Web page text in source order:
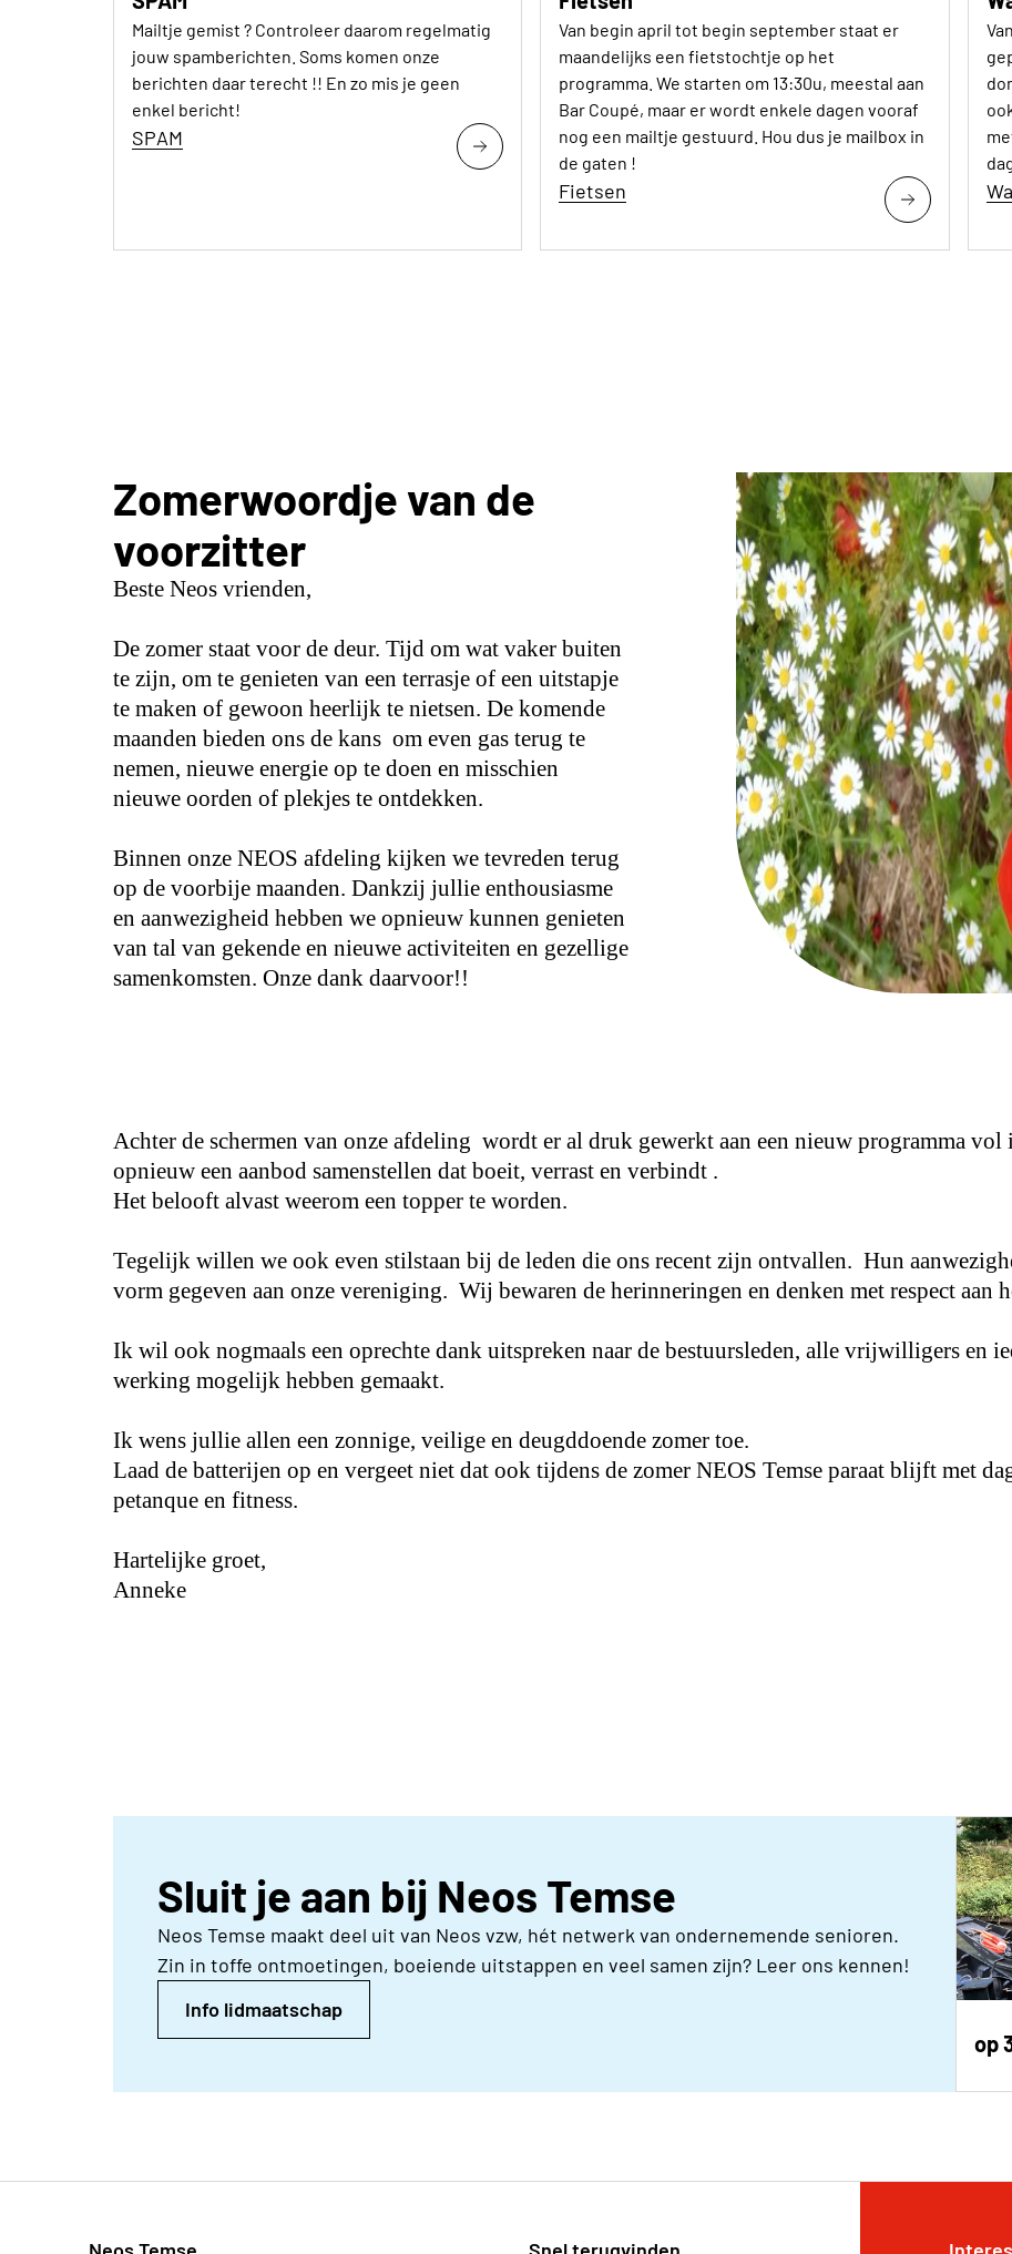
Mailtje gemist ? Controleer daarom regelmatig
jouw spamberichten. Soms komen onze
berichten daar terecht !! En zo mis je geen
enkel bericht!
SPAM
Van begin april tot begin september staat er
maandelijks een fietstochtje op het
programma. We starten om 13:30u, meestal aan
Bar Coupé, maar er wordt enkele dagen vooraf
nog een mailtje gestuurd. Hou dus je mailbox in
de gaten !
Fietsen
Zomerwoordje van de
voorzitter
Beste Neos vrienden,
De zomer staat voor de deur. Tijd om wat vaker buiten
te zijn, om te genieten van een terrasje of een uitstapje
te maken of gewoon heerlijk te nietsen. De komende
maanden bieden ons de kans om even gas terug te
nemen, nieuwe energie op te doen en misschien
nieuwe oorden of plekjes te ontdekken.
Binnen onze NEOS afdeling kijken we tevreden terug
op de voorbije maanden. Dankzij jullie enthousiasme
en aanwezigheid hebben we opnieuw kunnen genieten
van tal van gekende en nieuwe activiteiten en gezellige
samenkomsten. Onze dank daarvoor!!
Achter de schermen van onze afdeling wordt er al druk gewerkt aan een nieuw programma
opnieuw een aanbod samenstellen dat boeit, verrast en verbindt .
Het belooft alvast weerom een topper te worden.
Tegelijk willen we ook even stilstaan bij de leden die ons recent zijn ontvallen. Hun
vorm gegeven aan onze vereniging. Wij bewaren de herinneringen en denken met respect aan
Ik wil ook nogmaals een oprechte dank uitspreken naar de bestuursleden, alle vrijwilligers en
werking mogelijk hebben gemaakt.
Ik wens jullie allen een zonnige, veilige en deugddoende zomer toe.
Laad de batterijen op en vergeet niet dat ook tijdens de zomer NEOS Temse paraat blijft met
petanque en fitness.
Hartelijke groet,
Anneke
Sluit je aan bij Neos Temse
Neos Temse maakt deel uit van Neos vzw, hét netwerk van ondernemende senioren.
Zin in toffe ontmoetingen, boeiende uitstappen en veel samen zijn? Leer ons kennen!
Info lidmaatschap
op
Neos Temse Snel terugvinden